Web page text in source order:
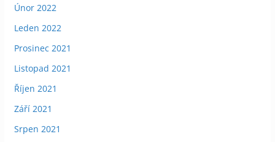
Únor 2022
Leden 2022
Prosinec 2021
Listopad 2021
Říjen 2021
Září 2021
Srpen 2021